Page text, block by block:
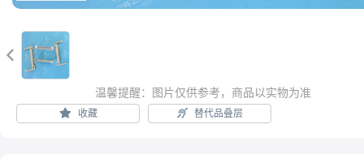

温馨提醒：图片仅供参考，商品以实物为准
收藏 替代品叠层